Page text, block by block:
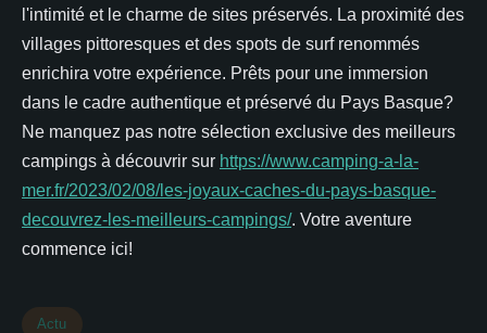
l'intimité et le charme de sites préservés. La proximité des
villages pittoresques et des spots de surf renommés
enrichira votre expérience. Prêts pour une immersion
dans le cadre authentique et préservé du Pays Basque?
Ne manquez pas notre sélection exclusive des meilleurs
campings à découvrir sur https://www.camping-a-la-
mer.fr/2023/02/08/les-joyaux-caches-du-pays-basque-
decouvrez-les-meilleurs-campings/. Votre aventure
commence ici!
Actu